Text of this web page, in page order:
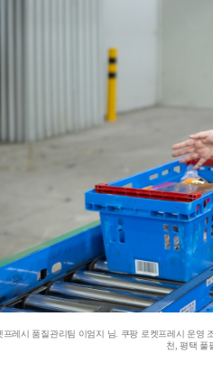
프레시 품질관리팀 이엄지 님. 쿠팡 로켓프레시 운영
천, 평택 풀